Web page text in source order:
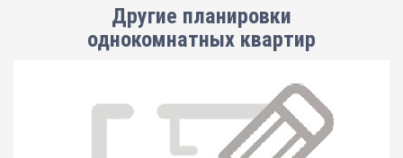
Другие планировки
однокомнатных квартир